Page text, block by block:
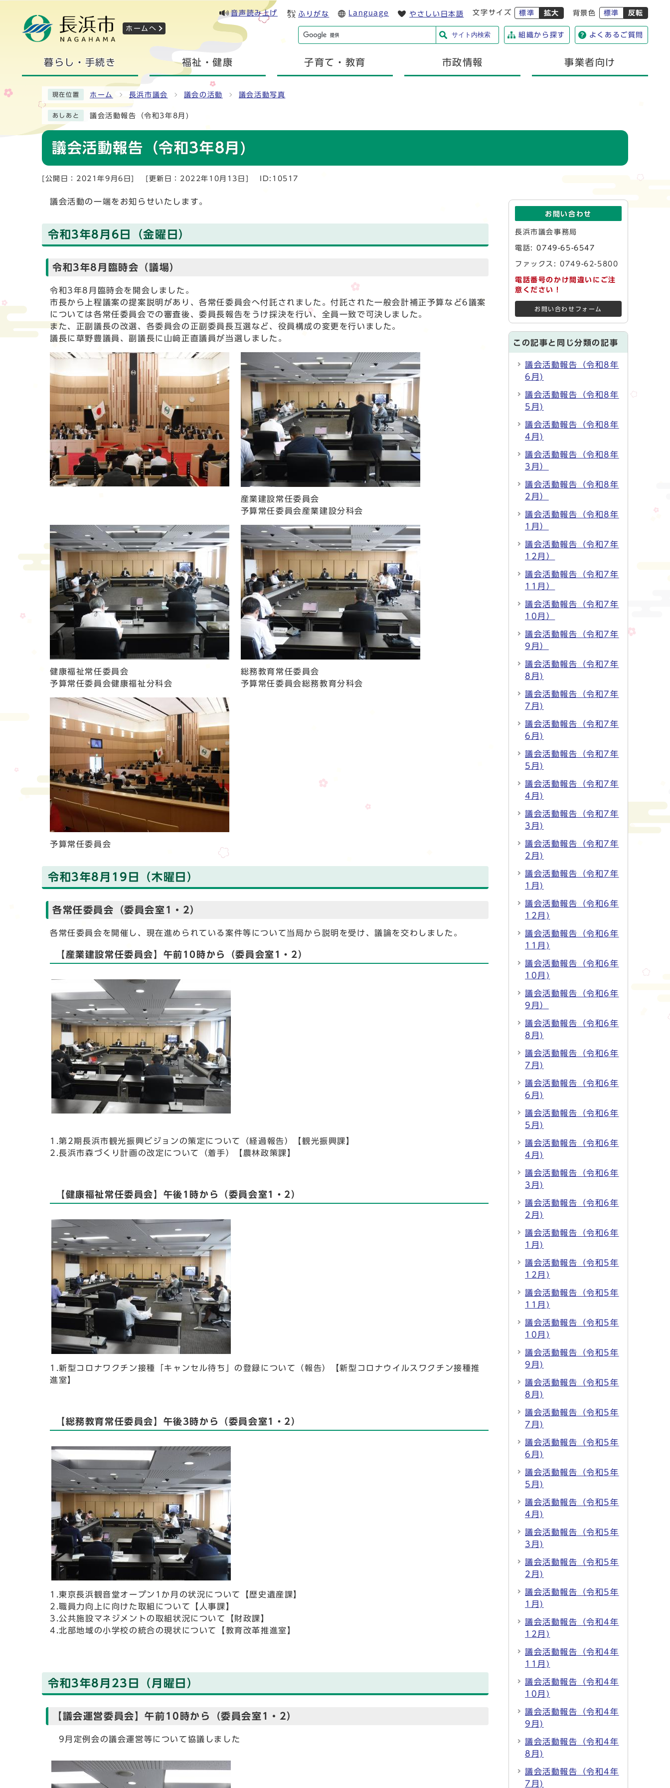
ホームへ
音声読み上げ ふりがな Language やさしい日本語 文字サイズ 標準 拡大 背景色 標準 反転
サイト内検索 組織から探す よくあるご質問
暮らし・手続き 福祉・健康 子育て・教育 市政情報 事業者向け
現在位置 ホーム 長浜市議会 議会の活動 議会活動写真
あしあと 議会活動報告（令和3年8月)
議会活動報告（令和3年8月)
[公開日：2021年9月6日] [更新日：2022年10月13日] ID:10517
議会活動の一端をお知らせいたします。
令和3年8月6日（金曜日）
令和3年8月臨時会（議場）
令和3年8月臨時会を開会しました。
市長から上程議案の提案説明があり、各常任委員会へ付託されました。付託された一般会計補正予算など6議案
については各常任委員会での審査後、委員長報告をうけ採決を行い、全員一致で可決しました。
また、正副議長の改選、各委員会の正副委員長互選など、役員構成の変更を行いました。
議長に草野豊議員、副議長に山﨑正直議員が当選しました。
産業建設常任委員会
予算常任委員会産業建設分科会
健康福祉常任委員会
予算常任委員会健康福祉分科会
総務教育常任委員会
予算常任委員会総務教育分科会
予算常任委員会
令和3年8月19日（木曜日）
各常任委員会（委員会室1・2）
各常任委員会を開催し、現在進められている案件等について当局から説明を受け、議論を交わしました。
【産業建設常任委員会】午前10時から（委員会室1・2）
1.第2期長浜市観光振興ビジョンの策定について（経過報告）【観光振興課】
2.長浜市森づくり計画の改定について（着手）【農林政策課】
【健康福祉常任委員会】午後1時から（委員会室1・2）
1.新型コロナワクチン接種「キャンセル待ち」の登録について（報告）【新型コロナウイルスワクチン接種推
進室】
【総務教育常任委員会】午後3時から（委員会室1・2）
1.東京長浜観音堂オープン1か月の状況について【歴史遺産課】
2.職員力向上に向けた取組について【人事課】
3.公共施設マネジメントの取組状況について【財政課】
4.北部地域の小学校の統合の現状について【教育改革推進室】
令和3年8月23日（月曜日）
【議会運営委員会】午前10時から（委員会室1・2）
9月定例会の議会運営等について協議しました
お問い合わせ
長浜市議会事務局
電話:0749-65-6547
ファックス: 0749-62-5800
電話番号のかけ間違いにご注
意ください！
お問い合わせフォーム
この記事と同じ分類の記事
議会活動報告（令和8年
6月)
議会活動報告（令和8年
5月)
議会活動報告（令和8年
4月)
議会活動報告（令和8年
3月）
議会活動報告（令和8年
2月）
議会活動報告（令和8年
1月）
議会活動報告（令和7年
12月）
議会活動報告（令和7年
11月）
議会活動報告（令和7年
10月）
議会活動報告（令和7年
9月）
議会活動報告（令和7年
8月)
議会活動報告（令和7年
7月)
議会活動報告（令和7年
6月)
議会活動報告（令和7年
5月)
議会活動報告（令和7年
4月)
議会活動報告（令和7年
3月)
議会活動報告（令和7年
2月)
議会活動報告（令和7年
1月)
議会活動報告（令和6年
12月)
議会活動報告（令和6年
11月)
議会活動報告（令和6年
10月)
議会活動報告（令和6年
9月）
議会活動報告（令和6年
8月)
議会活動報告（令和6年
7月)
議会活動報告（令和6年
6月)
議会活動報告（令和6年
5月)
議会活動報告（令和6年
4月)
議会活動報告（令和6年
3月)
議会活動報告（令和6年
2月)
議会活動報告（令和6年
1月)
議会活動報告（令和5年
12月)
議会活動報告（令和5年
11月)
議会活動報告（令和5年
10月)
議会活動報告（令和5年
9月)
議会活動報告（令和5年
8月)
議会活動報告（令和5年
7月)
議会活動報告（令和5年
6月)
議会活動報告（令和5年
5月)
議会活動報告（令和5年
4月)
議会活動報告（令和5年
3月)
議会活動報告（令和5年
2月)
議会活動報告（令和5年
1月)
議会活動報告（令和4年
12月)
議会活動報告（令和4年
11月)
議会活動報告（令和4年
10月)
議会活動報告（令和4年
9月)
議会活動報告（令和4年
8月)
議会活動報告（令和4年
7月)